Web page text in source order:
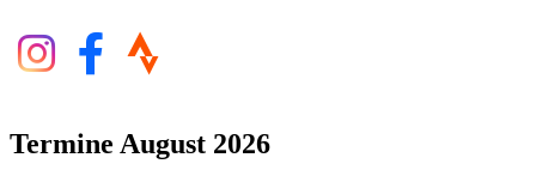
Termine August 2026